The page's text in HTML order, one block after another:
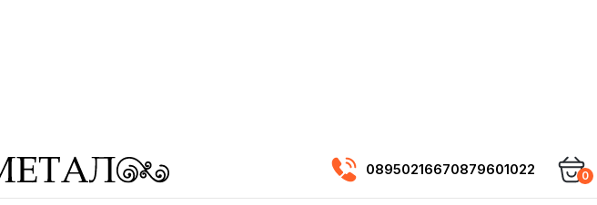
08950216670879601022 0